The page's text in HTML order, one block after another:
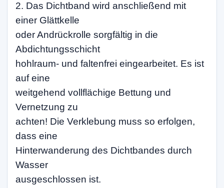
2. Das Dichtband wird anschließend mit
einer Glättkelle
oder Andrückrolle sorgfältig in die
Abdichtungsschicht
hohlraum- und faltenfrei eingearbeitet. Es ist
auf eine
weitgehend vollflächige Bettung und
Vernetzung zu
achten! Die Verklebung muss so erfolgen,
dass eine
Hinterwanderung des Dichtbandes durch
Wasser
ausgeschlossen ist.